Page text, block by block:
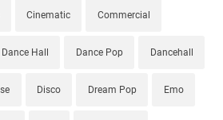
Cinematic Commercial
Dance Hall Dance Pop Dancehall
Disco Dream Pop Emo